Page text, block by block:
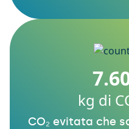
kg di
CO₂ evitata che